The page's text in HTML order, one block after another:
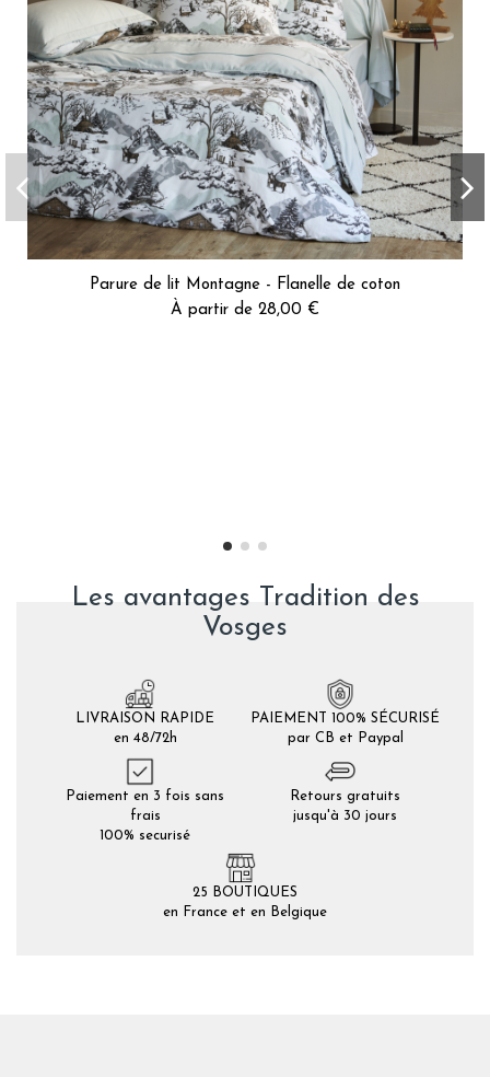
Parure de lit Montagne - Flanelle de coton
À partir de 28,00 €
Les avantages Tradition des
Vosges
LIVRAISON RAPIDE
en 48/72h
PAIEMENT 100% SÉCURISÉ
par CB et Paypal
Paiement en 3 fois sans
frais
100% securisé
Retours gratuits
jusqu'à 30 jours
25 BOUTIQUES
en France et en Belgique